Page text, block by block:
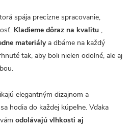
spája precízne spracovanie,
Kladieme dôraz na kvalitu ,
materiálya dbáme na každý
tak, aby boli nielen odolné, ale aj
elegantným dizajnom a
hodia do každej kúpeľne. Vďaka
odolávajú vlhkosti aj